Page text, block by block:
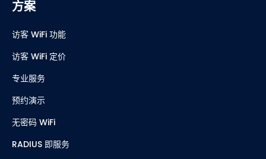
方案
访客 WiFi 功能
访客 WiFi 定价
专业服务
预约演示
无密码 WiFi
RADIUS 即服务